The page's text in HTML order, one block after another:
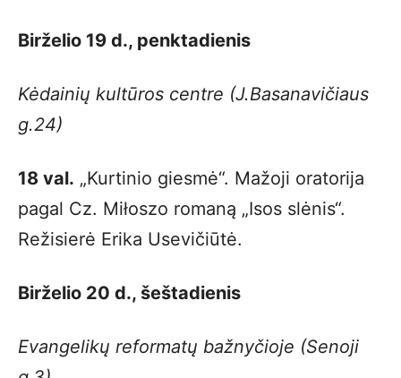
Birželio 19 d., penktadienis
Kėdainių kultūros centre (J.Basanavičiaus
g.24)
18 val. „Kurtinio giesmė“. Mažoji oratorija
pagal Cz. Miłoszo romaną „Isos slėnis“.
Režisierė Erika Usevičiūtė.
Birželio 20 d., šeštadienis
Evangelikų reformatų bažnyčioje (Senoji